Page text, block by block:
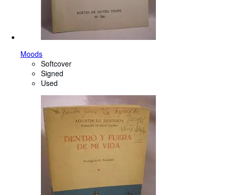
Moods
Softcover
Signed
Used